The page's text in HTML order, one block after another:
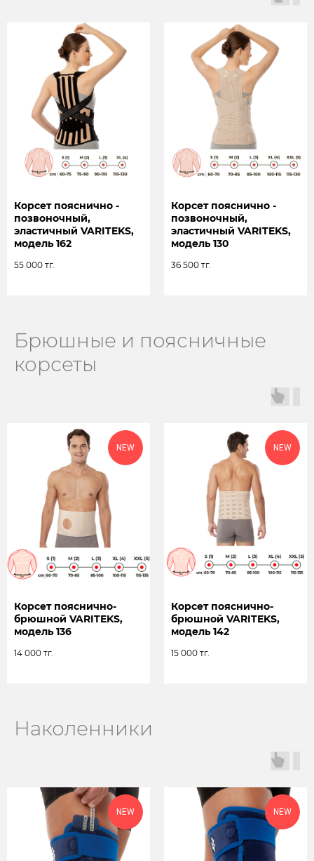
Корсет пояснично -
позвоночный,
эластичный VARITEKS,
модель 162
55 000 тг.
Корсет пояснично -
позвоночный,
эластичный VARITEKS,
модель 130
36 500 тг.
Брюшные и поясничные
корсеты
NEW
Корсет пояснично-
брюшной VARITEKS,
модель 136
14 000 тг.
NEW
Корсет пояснично-
брюшной VARITEKS,
модель 142
15 000 тг.
Наколенники
NEW NEW